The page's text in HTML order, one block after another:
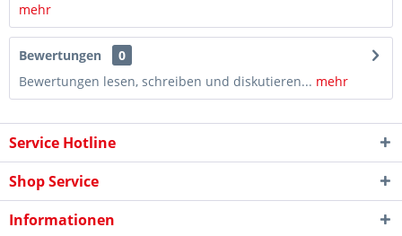
mehr
Bewertungen
0
Bewertungen lesen, schreiben und diskutieren... mehr
Service Hotline
Shop Service
Informationen